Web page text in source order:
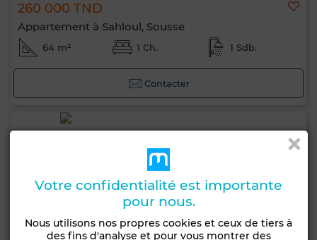
260 000 TND
Appartement à Sahloul, Sousse
64 m² 1 Ch. 1 Sdb.
Contacter
Votre confidentialité est importante
pour nous.
Nous utilisons nos propres cookies et ceux de tiers à
des fins d'analyse et pour vous montrer des